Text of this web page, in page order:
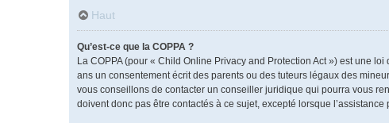
Haut
Qu’est-ce que la COPPA ?
La COPPA (pour « Child Online Privacy and Protection Act ») est une
ans un consentement écrit des parents ou des tuteurs légaux des
vous conseillons de contacter un conseiller juridique qui pourra vous
doivent donc pas être contactés à ce sujet, excepté lorsque